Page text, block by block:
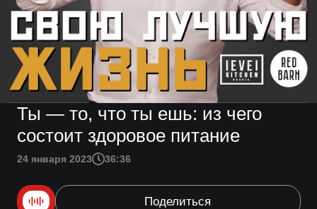
Ты — то, что ты ешь: из чего
состоит здоровое питание
24 января 2023 36:36
Поделиться